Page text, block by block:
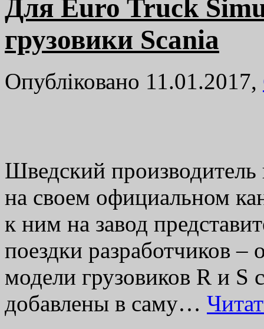
Для Euro Truck
грузовики Scania
Опубліковано 11.01.2017,
Шведский производитель
на своем официальном
к ним на завод
поездки разработчиков –
модели грузовиков R и S
добавлены в саму…